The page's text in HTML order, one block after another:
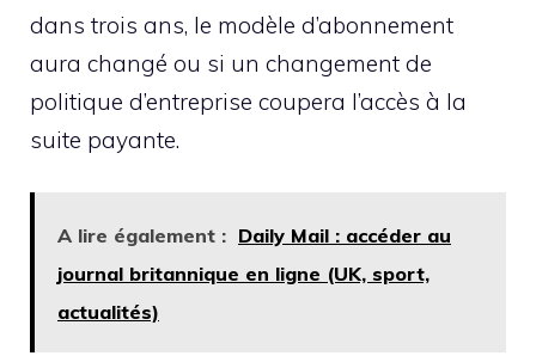
dans trois ans, le modèle d’abonnement
aura changé ou si un changement de
politique d’entreprise coupera l’accès à la
suite payante.
A lire également : Daily Mail : accéder au
journal britannique en ligne (UK, sport,
actualités)